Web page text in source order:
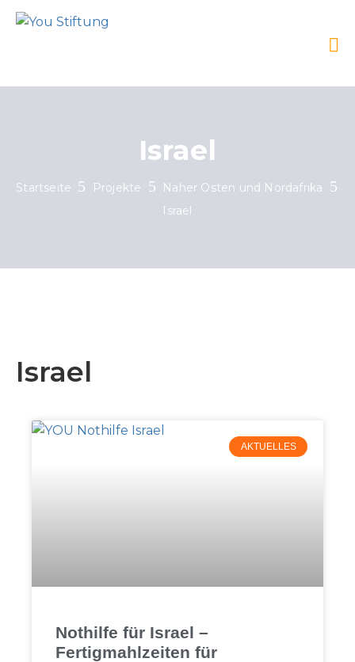
Israel
Startseite Projekte
Naher Osten und Nordafrika
Israel
Israel
AKTUELLES
Nothilfe für Israel –
Fertigmahlzeiten für